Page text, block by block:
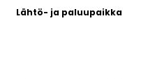
Lähtö- ja paluupaikka